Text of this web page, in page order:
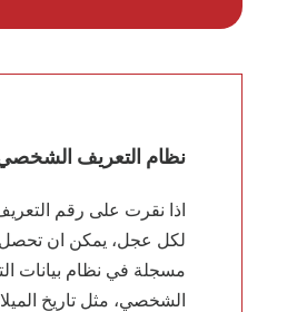
نظام التعريف
اذا نقرت على رقم
لكل عجل، يمكن ان
مسجلة في نظام بيانات
الشخصي، مثل تاريخ